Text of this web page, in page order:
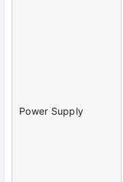
Power Supply